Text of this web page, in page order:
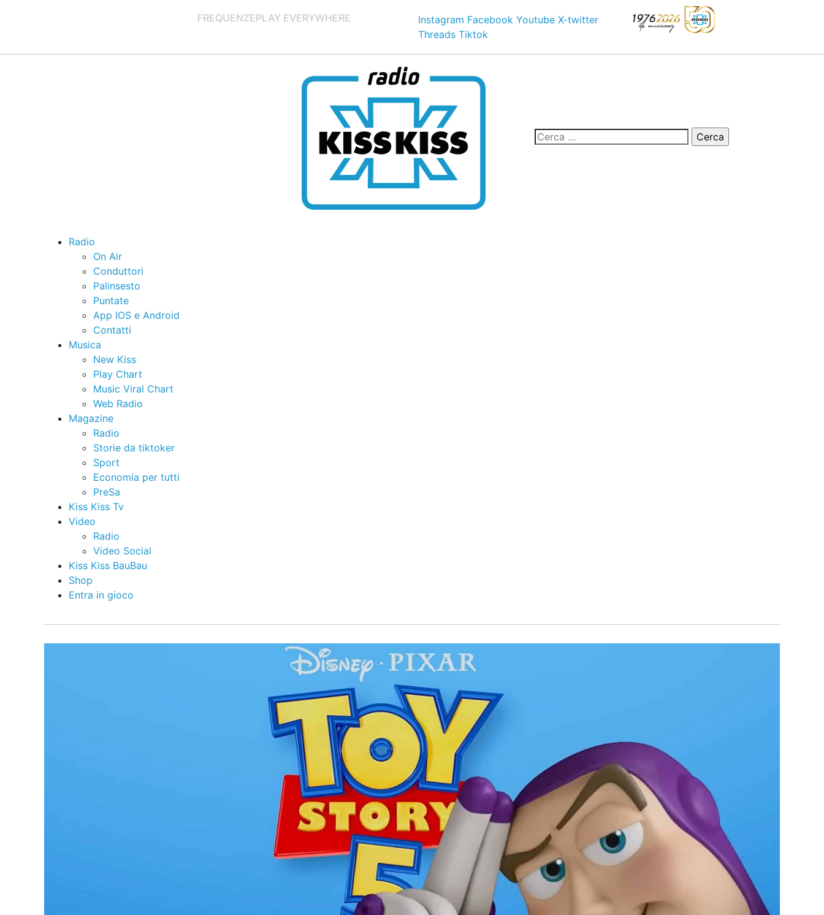
FREQUENZEPLAY EVERYWHERE Instagram Facebook Youtube X-twitter
Threads Tiktok
Radio
On Air
Conduttori
Palinsesto
Puntate
App IOS e Android
Contatti
Musica
New Kiss
Play Chart
Music Viral Chart
Web Radio
Magazine
Radio
Storie da tiktoker
Sport
Economia per tutti
PreSa
Kiss Kiss Tv
Video
Radio
Video Social
Kiss Kiss BauBau
Shop
Entra in gioco